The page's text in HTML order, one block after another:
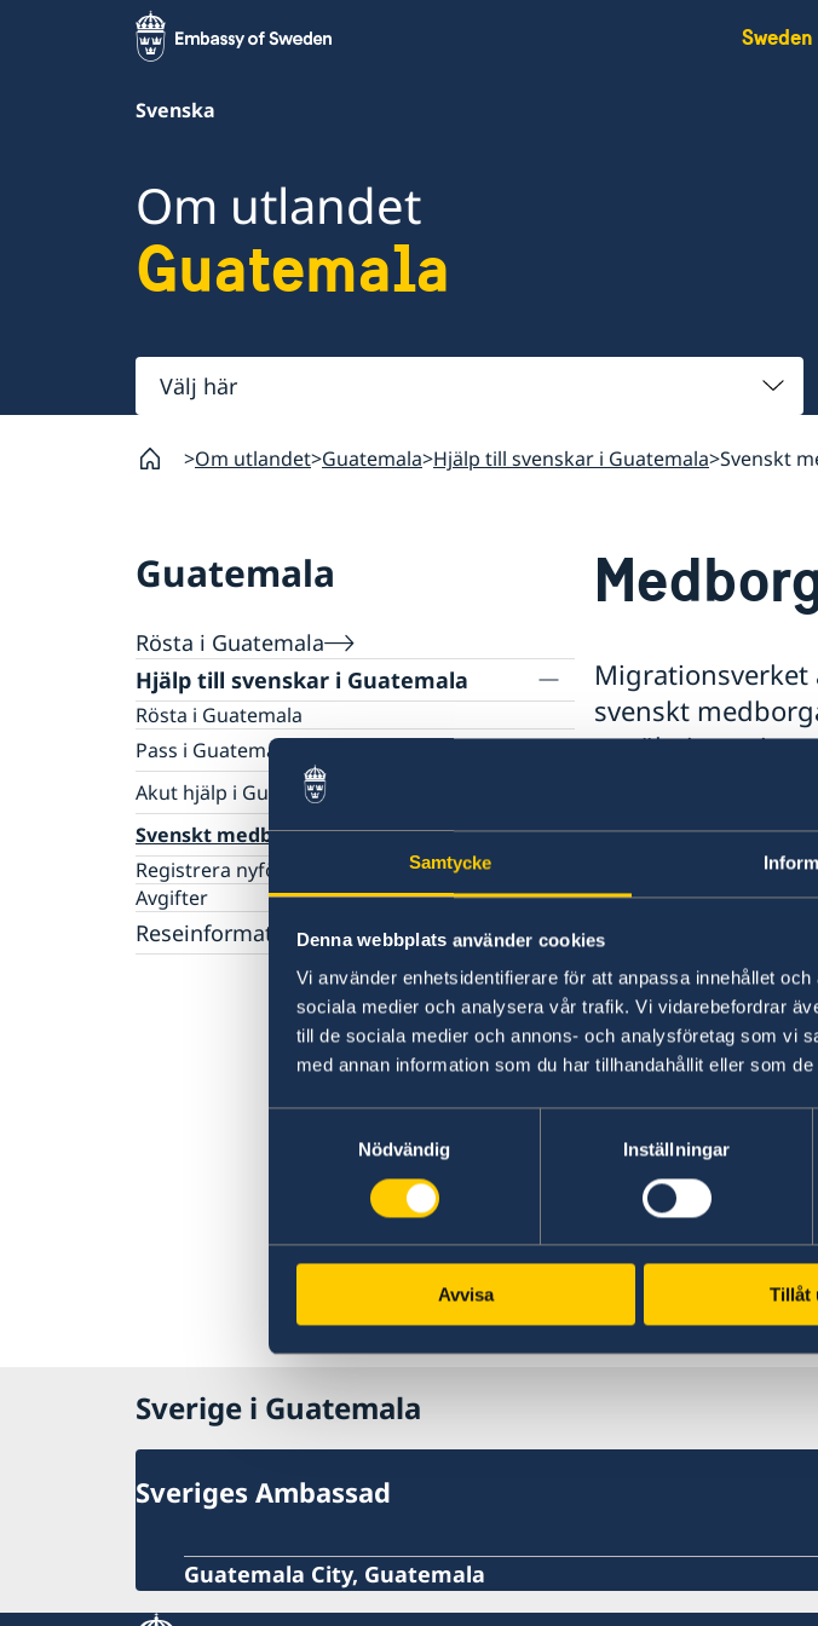
Samtycke
Denna webbplats använder cookies
Vi använder enhetsidentifierare för att anpassa innehållet
sociala medier och analysera vår trafik. Vi vidarebefordrar
till de sociala medier och annons- och analysföretag som vi
med annan information som du har tillhandahållit eller som
Nödvändig
Inställningar
Avvisa Tillåt
Svenska
Om utlandet
Guatemala
Välj
här
Om utlandet Guatemala Hjälp till svenskar i Guatemala Svenskt
Guatemala
Rösta i Guatemala
Hjälp till svenskar i Guatemala
Rösta i Guatemala
Pass i Guatemala
Förlust av pass
Passansökan för vuxna
Passansökan för barn
Provisoriskt pass
Samordningsnummer
Nationellt ID-kort
Information och svar på vanliga frågor om pass
och nationellt ID-kort
Akut hjälp i Guatemala
Viktiga telefonnummer
Om du blir sjuk eller råkar ut för en olycka
Svenskt medborgarskap i Guatemala
Registrera nyfödd utomlands
Avgifter
Reseinformation
Ambassadens reseinformation
Aktuella händelser
Allmänna säkerhetsläget
Lokala lagar och sedvänjor
Naturförhållanden och katastrofer
In- och utresebestämmelser
svenskt
ansökningar i
Sverige applicerar
medborgarskapet
automatiskt svenskt
Om svenskt
Om att registrera
Förlora och
Svenska
besökt Sverige på
medborgarskap
Sverige i Guatemala
Sveriges Ambassad
Guatemala City, Guatemala